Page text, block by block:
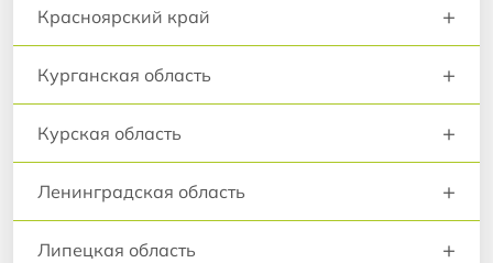
Красноярский край +
Курганская область +
Курская область +
Ленинградская область +
Липецкая область +